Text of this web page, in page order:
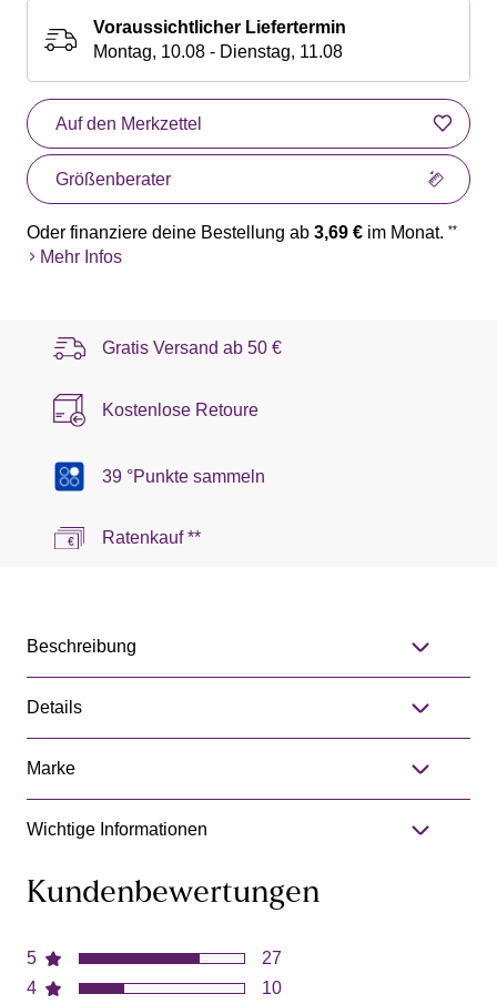
Voraussichtlicher Liefertermin
Montag, 10.08 - Dienstag, 11.08
Auf den Merkzettel
Größenberater
Oder finanziere deine Bestellung ab 3,69 € im Monat. **
Mehr Infos
Gratis Versand ab 50 €
Kostenlose Retoure
39 °Punkte sammeln
Ratenkauf **
Beschreibung
Details
Marke
Wichtige Informationen
Kundenbewertungen
5
4
27
10